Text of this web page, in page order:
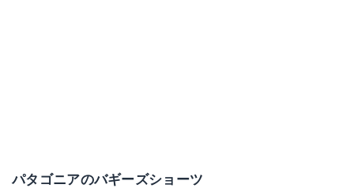
楽天で詳細を見る Yahoo!ショッピングで見る
パタゴニアのバギーズショーツ